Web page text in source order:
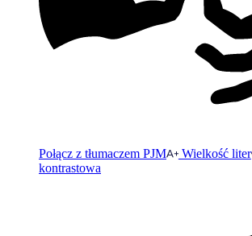
Połącz z tłumaczem PJM Wielkość liter
kontrastowa